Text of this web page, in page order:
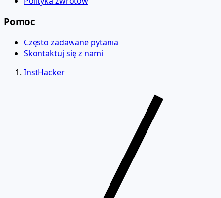
Pomoc
Często zadawane pytania
Skontaktuj się z nami
InstHacker